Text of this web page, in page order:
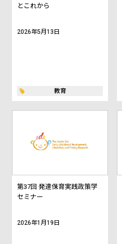
とこれから
2026年5月13日
教育
第37回 発達保育実践政策学
セミナー
2026年1月19日